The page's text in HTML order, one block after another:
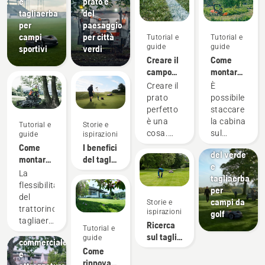
tagliaerba
per
campi
sportivi
Tutorial e
guide
Come
montare
il piatto
di taglio
sul
trattorino
tagliaerba
La
flessibilità
del
trattorino
tagliaerba
Husqvarna
professionale
e
Manutenzione
Strumenti
per
l'architettura
paesaggistica,
attrezzature
per la
progettazione
commerciale
e
del
paesaggio
per città
verdi
Storie e
ispirazioni
I benefici
del taglio
per i
greenkeeper
Tutorial e
guide
Come
rinnovare
Tutorial e
guide
Creare il
campo
perfetto
Creare il
prato
perfetto
è una
cosa.
cosa è
però
riuscire a
sopravvivere
un
manto
erboso a
Storie e
ispirazioni
Ricerca
sul taglio
Tutorial e
guide
Come
montare
e
smontare
una
cabina
su un
P500
È
possibile
staccare
la cabina
sul
Per fare
ciò, è
necessario
disporre
di
attrezzi
aggiuntivi
Campi da
golf
per la
del verde
e
tagliaerba
per
campi da
golf